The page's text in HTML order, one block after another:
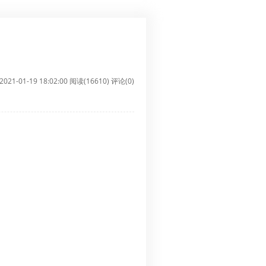
01-19 18:02:00 阅读(16610) 评论(0)